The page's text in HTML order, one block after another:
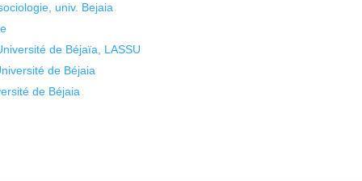
univ. Bejaia
de Béjaïa, LASSU
de Béjaia
de Béjaia